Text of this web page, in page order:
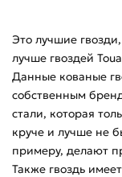
Это лучшие
лучше гвоздей
Данные кованые
собственным
стали, которая
круче и лучше не
примеру, делают
Также гвоздь